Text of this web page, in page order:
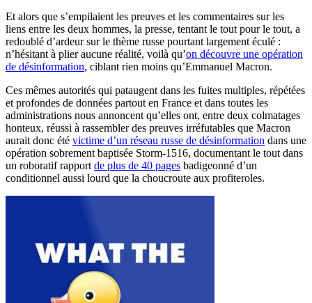
Et alors que s’empilaient les preuves et les commentaires sur les
liens entre les deux hommes, la presse, tentant le tout pour le tout, a
redoublé d’ardeur sur le thème russe pourtant largement éculé :
n’hésitant à plier aucune réalité, voilà qu’on découvre une opération
de désinformation, ciblant rien moins qu’Emmanuel Macron.
Ces mêmes autorités qui pataugent dans les fuites multiples, répétées
et profondes de données partout en France et dans toutes les
administrations nous annoncent qu’elles ont, entre deux colmatages
honteux, réussi à rassembler des preuves irréfutables que Macron
aurait donc été victime d’un réseau russe de désinformation dans une
opération sobrement baptisée Storm-1516, documentant le tout dans
un roboratif rapport de plus de 40 pages badigeonné d’un
conditionnel aussi lourd que la choucroute aux profiteroles.